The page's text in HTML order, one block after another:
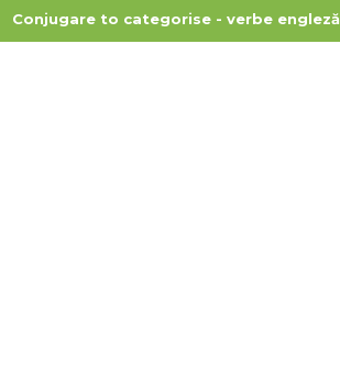
Conjugare to categorise - verbe engleză